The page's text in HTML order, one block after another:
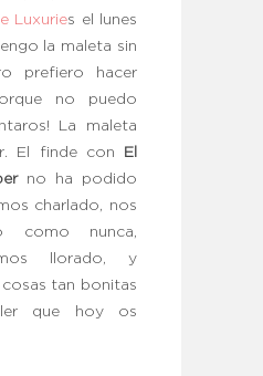
Luxuries el lunes
la maleta sin
prefiero hacer
no puedo
La maleta
El finde con
El
no ha podido
charlado, nos
como nunca,
llorado, y
tan bonitas
que hoy os